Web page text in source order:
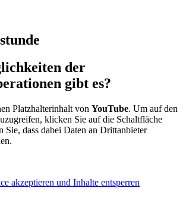
der
gibt es?
Platzhalterinhalt von YouTube. Um auf den
klicken Sie auf die Schaltfläche
Sie, dass dabei Daten an Drittanbieter
akzeptieren und Inhalte entsperren